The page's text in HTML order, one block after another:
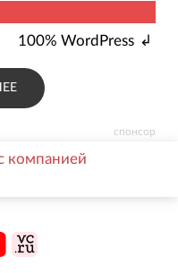
спонсор
100%WordPress
компанией